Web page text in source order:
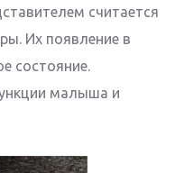
считается
Их появление в
состояние.
малыша и